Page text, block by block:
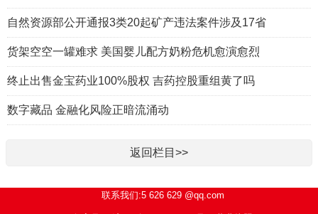
自然资源部公开通报3类20起矿产违法案件涉及17省
货架空空一罐难求 美国婴儿配方奶粉危机愈演愈烈
终止出售金宝药业100%股权 吉药控股重组黄了吗
数字藏品 金融化风险正暗流涌动
返回栏目>>
联系我们:5 626 629 @qq.com